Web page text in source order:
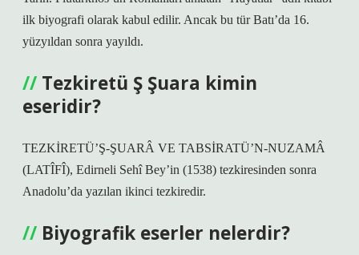
ilk biyografi olarak kabul edilir. Ancak bu tür Batı’da 16.
yüzyıldan sonra yayıldı.
Tezkiretü Ş Şuara kimin
eseridir?
TEZKİRETÜ’Ş-ŞUARÂ VE TABSİRATÜ’N-NUZAMÂ
(LATÎFÎ), Edirneli Sehî Bey’in (1538) tezkiresinden sonra
Anadolu’da yazılan ikinci tezkiredir.
Biyografik eserler nelerdir?